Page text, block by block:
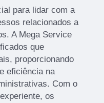
para lidar com a
relacionados a
A Mega Service
que
proporcionando
eficiência na
Com o
os